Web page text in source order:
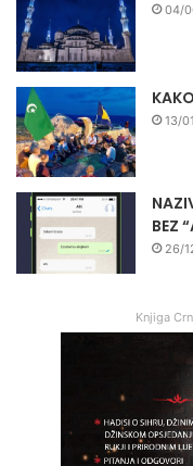
04/
13/
BEZ
26/
Knjiga